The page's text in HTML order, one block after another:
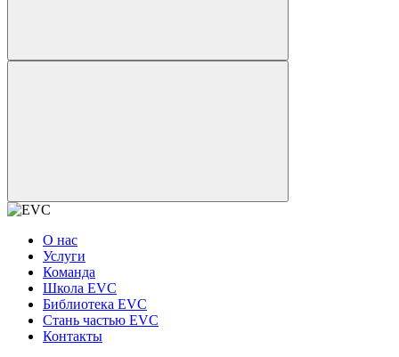
О нас
Услуги
Команда
Школа EVC
Библиотека EVC
Стань частью EVC
Контакты